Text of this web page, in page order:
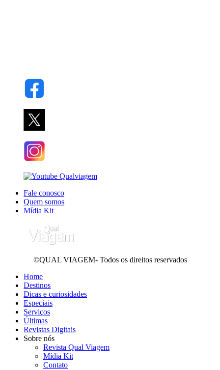
Fale conosco
Quem somos
Mídia Kit
©QUAL VIAGEM- Todos os direitos reservados
Home
Destinos
Dicas e curiosidades
Especiais
Serviços
Últimas
Revistas Digitais
Sobre nós
Revista Qual Viagem
Mídia Kit
Contato